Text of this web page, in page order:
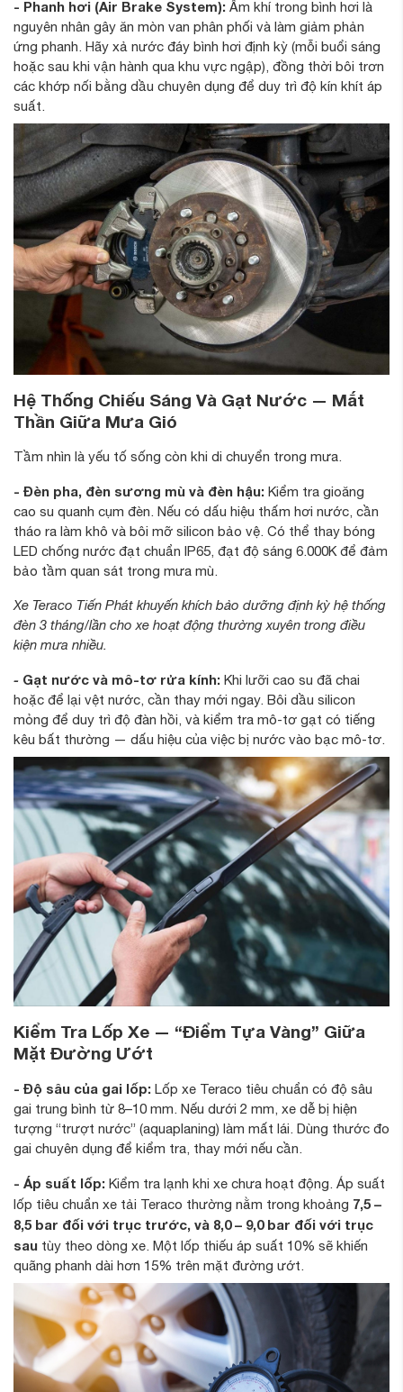
- Phanh hơi (Air Brake System): Ẩm khí trong bình hơi là
nguyên nhân gây ăn mòn van phân phối và làm giảm phản
ứng phanh. Hãy xả nước đáy bình hơi định kỳ (mỗi buổi sáng
hoặc sau khi vận hành qua khu vực ngập), đồng thời bôi trơn
các khớp nối bằng dầu chuyên dụng để duy trì độ kín khít áp
suất.
Hệ Thống Chiếu Sáng Và Gạt Nước — Mắt
Thần Giữa Mưa Gió
Tầm nhìn là yếu tố sống còn khi di chuyển trong mưa.
- Đèn pha, đèn sương mù và đèn hậu: Kiểm tra gioăng
cao su quanh cụm đèn. Nếu có dấu hiệu thấm hơi nước, cần
tháo ra làm khô và bôi mỡ silicon bảo vệ. Có thể thay bóng
LED chống nước đạt chuẩn IP65, đạt độ sáng 6.000K để đảm
bảo tầm quan sát trong mưa mù.
Xe Teraco Tiến Phát khuyến khích bảo dưỡng định kỳ hệ thống
đèn 3 tháng/lần cho xe hoạt động thường xuyên trong điều
kiện mưa nhiều.
- Gạt nước và mô-tơ rửa kính: Khi lưỡi cao su đã chai
hoặc để lại vệt nước, cần thay mới ngay. Bôi dầu silicon
mỏng để duy trì độ đàn hồi, và kiểm tra mô-tơ gạt có tiếng
kêu bất thường — dấu hiệu của việc bị nước vào bạc mô-tơ.
Kiểm Tra Lốp Xe — “Điểm Tựa Vàng” Giữa
Mặt Đường Ướt
- Độ sâu của gai lốp: Lốp xe Teraco tiêu chuẩn có độ sâu
gai trung bình từ 8–10 mm. Nếu dưới 2 mm, xe dễ bị hiện
tượng “trượt nước” (aquaplaning) làm mất lái. Dùng thước đo
gai chuyên dụng để kiểm tra, thay mới nếu cần.
- Áp suất lốp: Kiểm tra lạnh khi xe chưa hoạt động. Áp suất
lốp tiêu chuẩn xe tải Teraco thường nằm trong khoảng 7,5 –
8,5 bar đối với trục trước, và 8,0 – 9,0 bar đối với trục
sau tùy theo dòng xe. Một lốp thiếu áp suất 10% sẽ khiến
quãng phanh dài hơn 15% trên mặt đường ướt.